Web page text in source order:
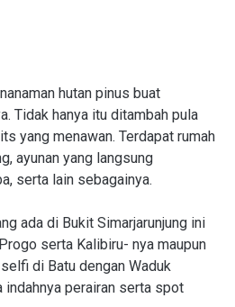
hutan pinus buat
Tidak hanya itu ditambah pula
yang menawan. Terdapat rumah
ayunan yang langsung
serta lain sebagainya.
ada di Bukit Simarjarunjung ini
serta Kalibiru- nya maupun
di Batu dengan Waduk
indahnya perairan serta spot